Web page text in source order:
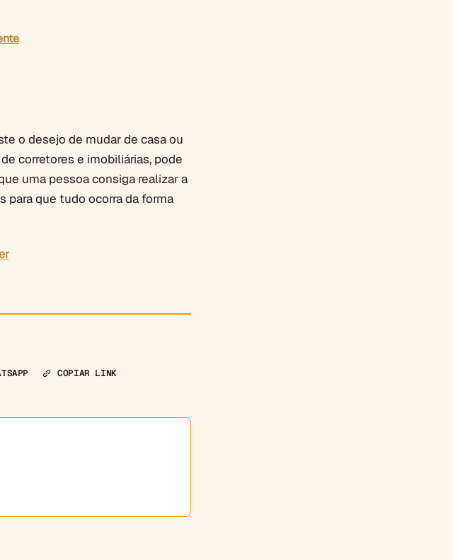
o desejo de mudar de casa ou
corretores e imobiliárias, pode
uma pessoa consiga realizar a
para que tudo ocorra da forma
COPIAR LINK